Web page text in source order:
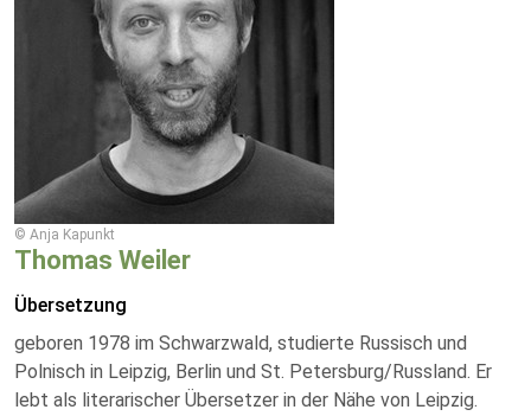
© Anja Kapunkt
Thomas Weiler
Übersetzung
geboren 1978 im Schwarzwald, studierte Russisch und
Polnisch in Leipzig, Berlin und St. Petersburg/Russland. Er
lebt als literarischer Übersetzer in der Nähe von Leipzig.